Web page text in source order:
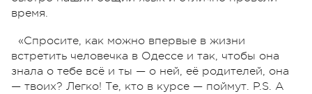
время.
«Спросите, как можно впервые в жизни
встретить человечка в Одессе и так, чтобы она
знала о тебе всё и ты — о ней, её родителей, она
— твоих? Легко! Те, кто в курсе — поймут. P.S. А